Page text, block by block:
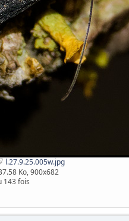
l.27.9.25.005w.jpg
Ko, 900x682
143 fois